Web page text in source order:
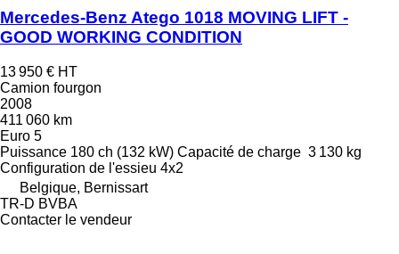
Mercedes-Benz Atego 1018 MOVING LIFT -
GOOD WORKING CONDITION
13 950 € HT
Camion fourgon
2008
411 060 km
Euro 5
Puissance 180 ch (132 kW) Capacité de charge 3 130 kg
Configuration de l'essieu 4x2
Belgique, Bernissart
TR-D BVBA
Contacter le vendeur